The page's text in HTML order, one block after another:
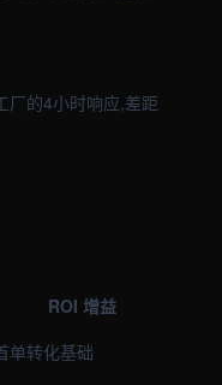
厂的4小时响应,差距
ROI 增益
单转化基础